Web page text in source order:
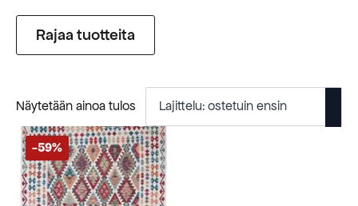
Rajaa tuotteita
Näytetään ainoa tulos
-59%